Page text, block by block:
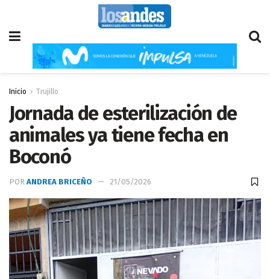
Inicio Trujillo
Jornada de esterilización de
animales ya tiene fecha en
Boconó
POR ANDREA BRICEÑO 21/05/2026